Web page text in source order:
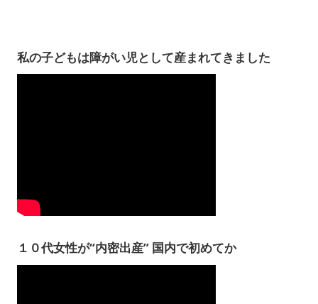
私の子どもは障がい児として産まれてきました
１０代女性が“内密出産” 国内で初めてか